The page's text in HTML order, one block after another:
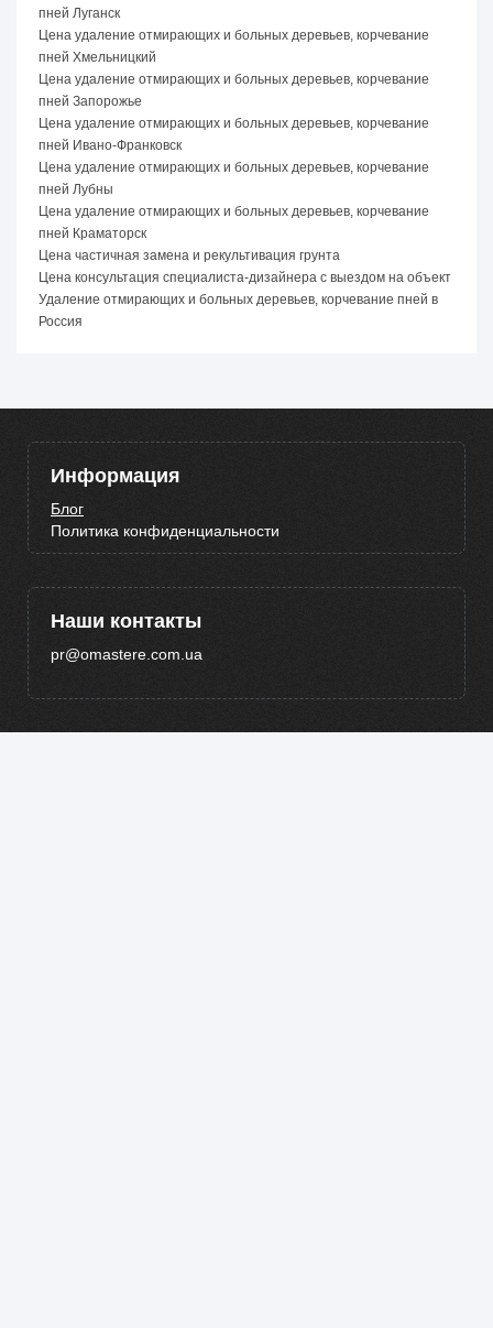
пней Луганск
Цена удаление отмирающих и больных деревьев, корчевание
пней Хмельницкий
Цена удаление отмирающих и больных деревьев, корчевание
пней Запорожье
Цена удаление отмирающих и больных деревьев, корчевание
пней Ивано-Франковск
Цена удаление отмирающих и больных деревьев, корчевание
пней Лубны
Цена удаление отмирающих и больных деревьев, корчевание
пней Краматорск
Цена частичная замена и рекультивация грунта
Цена консультация специалиста-дизайнера с выездом на объект
Удаление отмирающих и больных деревьев, корчевание пней в
Россия
Информация
Блог
Политика конфиденциальности
Наши контакты
pr@omastere.com.ua